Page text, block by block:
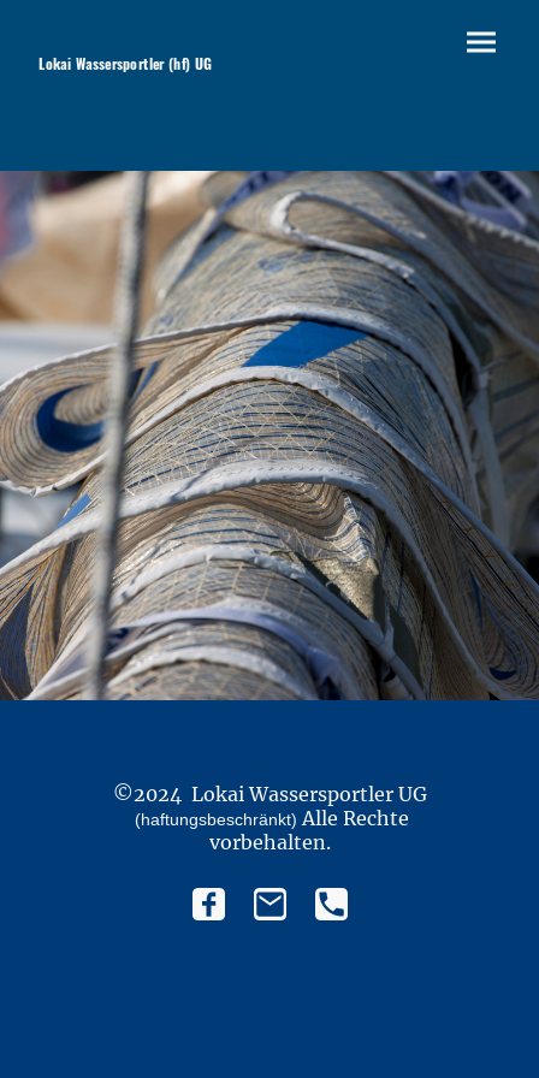
Lokai Wassersportler (hf) UG
©2024 Lokai Wassersportler UG
(haftungsbeschränkt) Alle Rechte
vorbehalten.